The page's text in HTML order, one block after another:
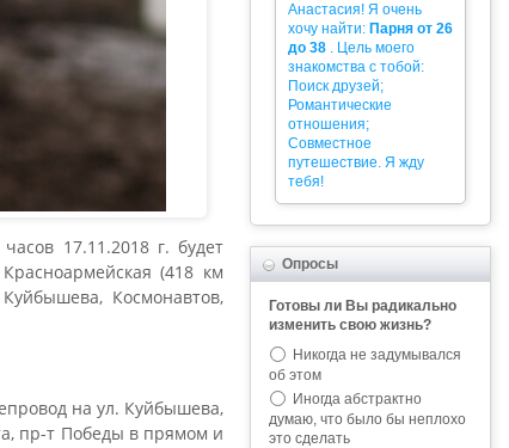
17.11.2018 г. будет
(418 км
Космонавтов,
на ул. Куйбышева,
пр-т Победы в прямом и
Анастасия! Я очень
хочу найти: Парня от 26
до 38 . Цель моего
знакомства с тобой:
Поиск друзей;
Романтические
отношения;
Совместное
путешествие. Я жду
тебя!
Опросы
Готовы ли Вы радикально
изменить свою жизнь?
Никогда не задумывался
об этом
Иногда абстрактно
думаю, что было бы неплохо
это сделать